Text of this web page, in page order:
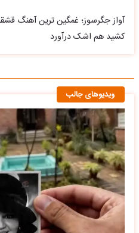
آواز جگرسوز؛ غمگین ترین آهنگ
کشید هم اشک درآورد
ویدیوهای جالب